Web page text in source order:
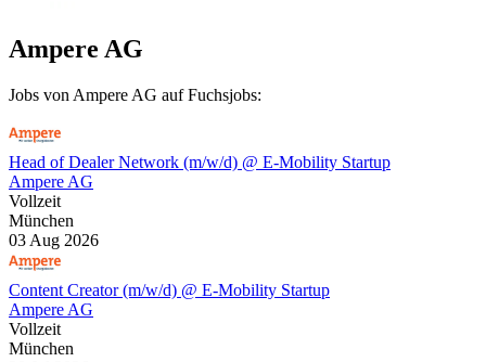
Ampere AG
Jobs von Ampere AG auf Fuchsjobs:
Head of Dealer Network (m/w/d) @ E-Mobility Startup
Ampere AG
Vollzeit
München
03 Aug 2026
Content Creator (m/w/d) @ E-Mobility Startup
Ampere AG
Vollzeit
München